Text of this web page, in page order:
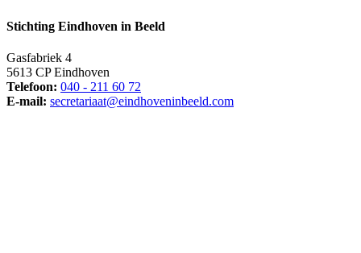
Stichting Eindhoven in Beeld
Gasfabriek 4
5613 CP Eindhoven
Telefoon: 040 - 211 60 72
E-mail: secretariaat@eindhoveninbeeld.com